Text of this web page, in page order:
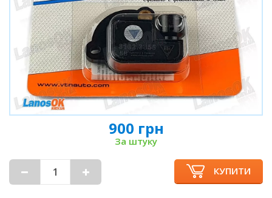
900 грн
За штуку
КУПИТИ